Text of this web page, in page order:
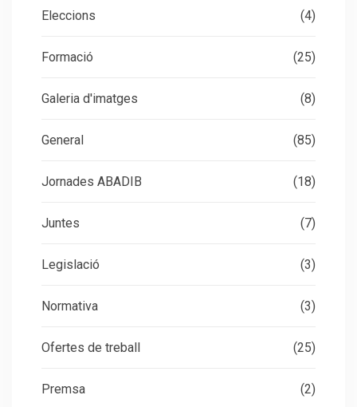
Eleccions (4)
Formació (25)
Galeria d'imatges (8)
General (85)
Jornades ABADIB (18)
Juntes (7)
Legislació (3)
Normativa (3)
Ofertes de treball (25)
Premsa (2)